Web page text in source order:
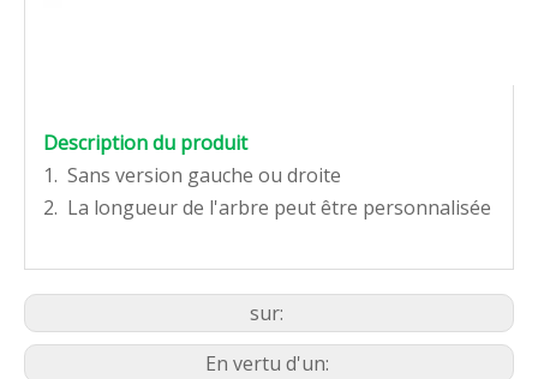
Description du produit
1. Sans version gauche ou droite
2. La longueur de l'arbre peut être personnalisée
sur:
En vertu d'un: